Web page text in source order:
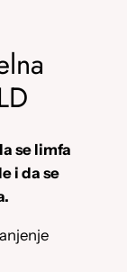
se limfa
i da se